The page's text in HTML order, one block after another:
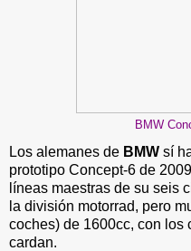
BMW
Los alemanes de BMW sí
prototipo Concept-6 de
líneas maestras de su seis
la división motorrad, pero
coches) de 1600cc, con los
cardan.